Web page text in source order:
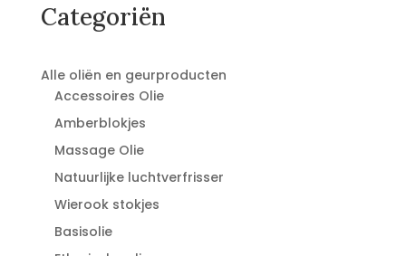
Categoriën
Alle oliën en geurproducten
Accessoires Olie
Amberblokjes
Massage Olie
Natuurlijke luchtverfrisser
Wierook stokjes
Basisolie